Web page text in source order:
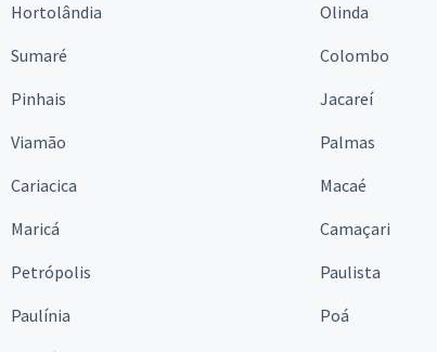
Hortolândia
Olinda
Sumaré
Colombo
Pinhais
Jacareí
Viamão
Palmas
Cariacica
Macaé
Maricá
Camaçari
Petrópolis
Paulista
Paulínia
Poá